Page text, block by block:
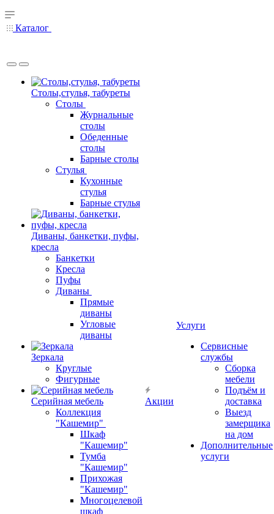
Каталог
Столы,стулья, табуреты
Столы
Журнальные
столы
Обеденные
столы
Барные столы
Стулья
Кухонные
стулья
Барные стулья
Диваны, банкетки, пуфы,
кресла
Банкетки
Кресла
Пуфы
Диваны
Прямые
диваны
Угловые
диваны
Зеркала
Круглые
Фигурные
Серийная мебель
Коллекция
"Кашемир"
Шкаф
"Кашемир"
Тумба
"Кашемир"
Прихожая
"Кашемир"
Многоцелевой
шкаф
Акции
Услуги
Сервисные
службы
Сборка
мебели
Подъём и
доставка
Выезд
замерщика
на дом
Дополнительные
услуги